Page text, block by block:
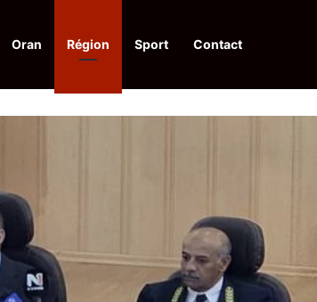
Oran Région Sport Contact
aux dénonciateurs de trafiquants